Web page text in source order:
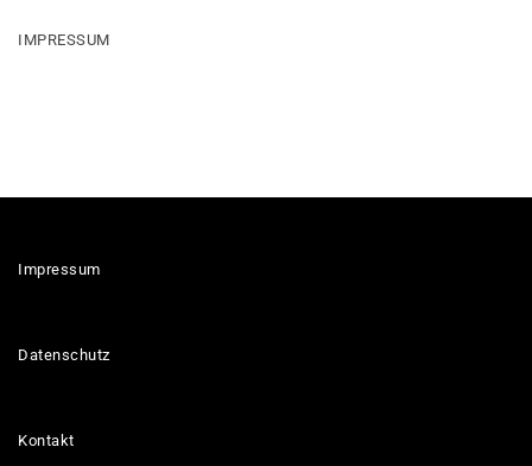
IMPRESSUM
Impressum
Datenschutz
Kontakt